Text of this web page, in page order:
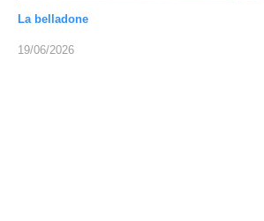
La belladone
19/06/2026